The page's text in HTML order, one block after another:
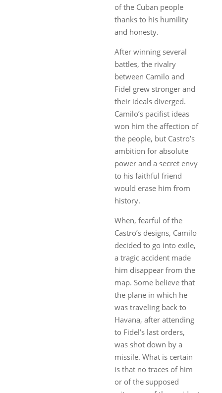
of the Cuban people
thanks to his humility
and honesty.
After winning several
battles, the rivalry
between Camilo and
Fidel grew stronger and
their ideals diverged.
Camilo’s pacifist ideas
won him the affection of
the people, but Castro’s
ambition for absolute
power and a secret envy
to his faithful friend
would erase him from
history.
When, fearful of the
Castro’s designs, Camilo
decided to go into exile,
a tragic accident made
him disappear from the
map. Some believe that
the plane in which he
was traveling back to
Havana, after attending
to Fidel’s last orders,
was shot down by a
missile. What is certain
is that no traces of him
or of the supposed